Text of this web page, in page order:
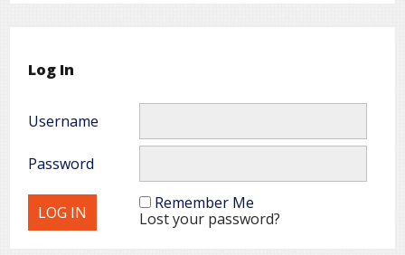
Log In
Username
Password
Remember Me
Lost your password?